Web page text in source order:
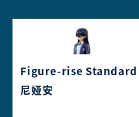
Figure-rise Standard
尼娅安